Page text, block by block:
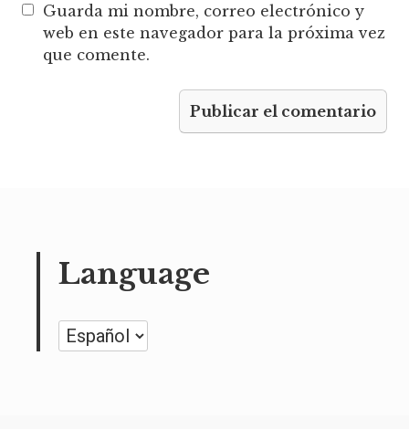
Guarda mi nombre, correo electrónico y
web en este navegador para la próxima vez
que comente.
Language
Language